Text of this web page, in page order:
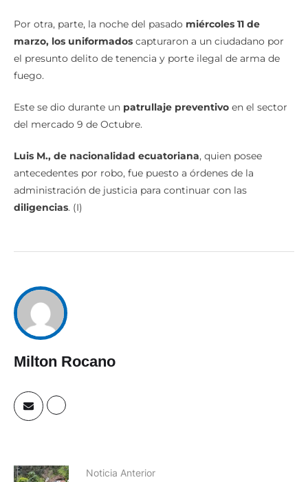
Por otra, parte, la noche del pasado miércoles 11 de
marzo, los uniformados capturaron a un ciudadano por
el presunto delito de tenencia y porte ilegal de arma de
fuego.
Este se dio durante un patrullaje preventivo en el sector
del mercado 9 de Octubre.
Luis M., de nacionalidad ecuatoriana, quien posee
antecedentes por robo, fue puesto a órdenes de la
administración de justicia para continuar con las
diligencias. (I)
Milton Rocano
Noticia Anterior